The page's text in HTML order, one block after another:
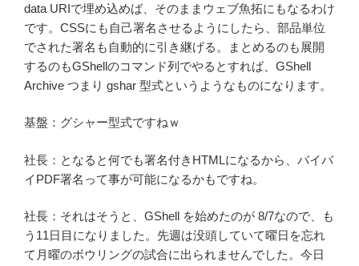
data URIで埋め込めば、そのままウェブ魚拓にもなるわけ
です。CSSにも自己署名させるようにしたら、部品単位
でされた署名も自動的に引き継げる。まとめるのも展開
するのもGShellのコマンド列でやるとすれば、GShell
Archive つまり gshar 型式というようなものになります。
基盤：グシャー型式ですねｗ
社長：となると何でも署名付きHTMLになるから、バイバ
イPDF署名って事が可能になるかもですね。
社長：それはそうと、GShell を始めたのが 8/7なので、も
う11日目になりました。先週は没頭していて曜日を忘れ
て月曜のボウリングの試合に出られませんでした。今日